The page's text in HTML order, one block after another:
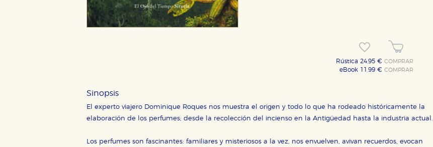
Rústica 24,95 € COMPRAR
eBook 11,99 € COMPRAR
Sinopsis
El experto viajero Dominique Roques nos muestra el origen y todo lo que ha rodeado históricamente la
elaboración de los perfumes; desde la recolección del incienso en la Antigüedad hasta la industria actual.
Los perfumes son fascinantes: familiares y misteriosos a la vez, nos envuelven, avivan recuerdos, evocan